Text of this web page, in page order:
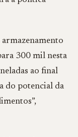
armazenamento
300 mil nesta
ao final
do potencial da